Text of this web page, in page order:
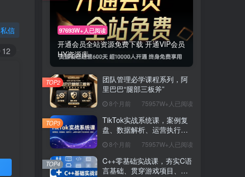
私信
12
97693W+人已阅读
开通会员全站资源免费下载 开通VIP会员
HY资源库
团队管理必学课程系列，阿
里巴巴“腿部三板斧”
8个月前 75957W+人已阅读
TOP2
TikTok实战系统课，案例复
盘、数据解析、运营执行，
（更新）
8个月前 75957W+人已阅读
TOP3
C++零基础实战课，夯实C语
言基础、贯穿游戏项目、掌
TOP4